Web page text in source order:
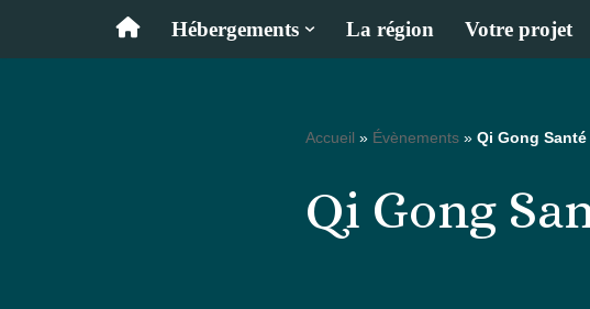
Aller
Hébergements La région Votre projet
Accueil » Évènements» Qi Gong Santé
Qi Gong